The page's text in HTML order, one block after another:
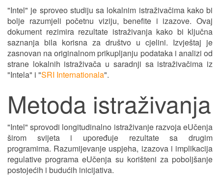
"Intel" je sproveo studiju sa lokalnim istraživačima kako bi
bolje razumjeli početnu viziju, benefite i izazove. Ovaj
dokument rezimira rezultate istraživanja kako bi ključna
saznanja bila korisna za društvo u cjelini. Izvještaj je
zasnovan na originalnom prikupljanju podataka i analizi od
strane lokalnih istraživača u saradnji sa istraživačima iz
"Intela" i "SRI Internationala".
Metoda istraživanja
"Intel" sprovodi longitudinalno istraživanje razvoja eUčenja
širom svijeta i upoređuje rezultate sa drugim
programima. Razumijevanje uspjeha, izazova i implikacija
regulative programa eUčenja su korišteni za poboljšanje
postojećih i budućih inicijativa.